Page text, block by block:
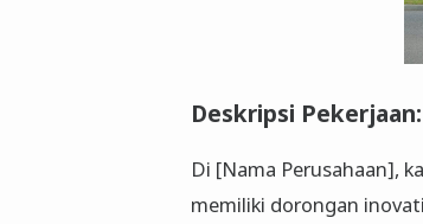
Deskripsi Pekerjaan:
Di [Nama Perusahaan],
memiliki dorongan